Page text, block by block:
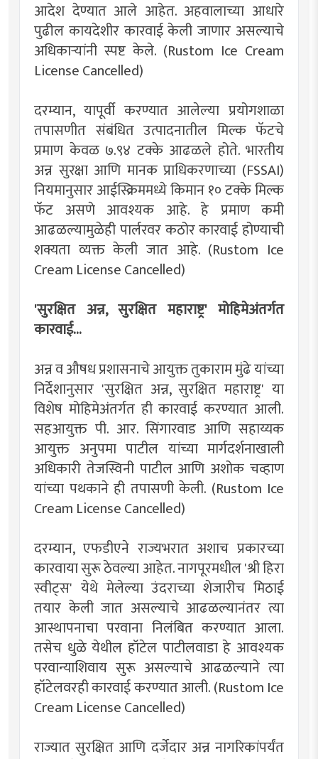
आदेश देण्यात आले आहेत. अहवालाच्या आधारे
पुढील कायदेशीर कारवाई केली जाणार असल्याचे
अधिकाऱ्यांनी स्पष्ट केले. (Rustom Ice Cream
License Cancelled)
दरम्यान, यापूर्वी करण्यात आलेल्या प्रयोगशाळा
तपासणीत संबंधित उत्पादनातील मिल्क फॅटचे
प्रमाण केवळ ७.९४ टक्के आढळले होते. भारतीय
अन्न सुरक्षा आणि मानक प्राधिकरणाच्या (FSSAI)
नियमानुसार आईस्क्रिममध्ये किमान १० टक्के मिल्क
फॅट असणे आवश्यक आहे. हे प्रमाण कमी
आढळल्यामुळेही पार्लरवर कठोर कारवाई होण्याची
शक्यता व्यक्त केली जात आहे. (Rustom Ice
Cream License Cancelled)
'सुरक्षित अन्न, सुरक्षित महाराष्ट्र' मोहिमेअंतर्गत
कारवाई...
अन्न व औषध प्रशासनाचे आयुक्त तुकाराम मुंढे यांच्या
निर्देशानुसार 'सुरक्षित अन्न, सुरक्षित महाराष्ट्र' या
विशेष मोहिमेअंतर्गत ही कारवाई करण्यात आली.
सहआयुक्त पी. आर. सिंगारवाड आणि सहाय्यक
आयुक्त अनुपमा पाटील यांच्या मार्गदर्शनाखाली
अधिकारी तेजस्विनी पाटील आणि अशोक चव्हाण
यांच्या पथकाने ही तपासणी केली. (Rustom Ice
Cream License Cancelled)
दरम्यान, एफडीएने राज्यभरात अशाच प्रकारच्या
कारवाया सुरू ठेवल्या आहेत. नागपूरमधील 'श्री हिरा
स्वीट्स' येथे मेलेल्या उंदराच्या शेजारीच मिठाई
तयार केली जात असल्याचे आढळल्यानंतर त्या
आस्थापनाचा परवाना निलंबित करण्यात आला.
तसेच धुळे येथील हॉटेल पाटीलवाडा हे आवश्यक
परवान्याशिवाय सुरू असल्याचे आढळल्याने त्या
हॉटेलवरही कारवाई करण्यात आली. (Rustom Ice
Cream License Cancelled)
राज्यात सुरक्षित आणि दर्जेदार अन्न नागरिकांपर्यंत